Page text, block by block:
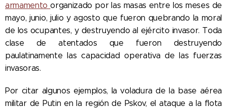
armamentoorganizado por las masas entre los meses de
mayo, junio, julio y agosto que fueron quebrando la moral
de los ocupantes, y destruyendo al ejército invasor. Toda
clase de atentados que fueron destruyendo
paulatinamente las capacidad operativa de las fuerzas
invasoras.
Por citar algunos ejemplos, la voladura de la base aérea
militar de Putin en la región de Pskov, el ataque a la flota